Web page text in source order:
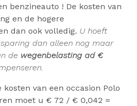
benzineauto ! De kosten van
en de hogere
dan ook volledig. U hoeft
dan alleen nog maar
de wegenbelasting ad €
kosten van een occasion Polo
moet u € 72 / € 0,042 =